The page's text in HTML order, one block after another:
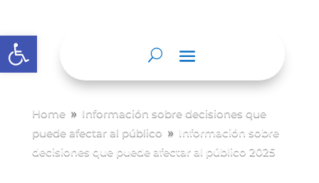
Abrir barra de herramientas
Home 9 Información sobre decisiones que
puede afectar al público 9 Información sobre
decisiones que puede afectar al público 2025